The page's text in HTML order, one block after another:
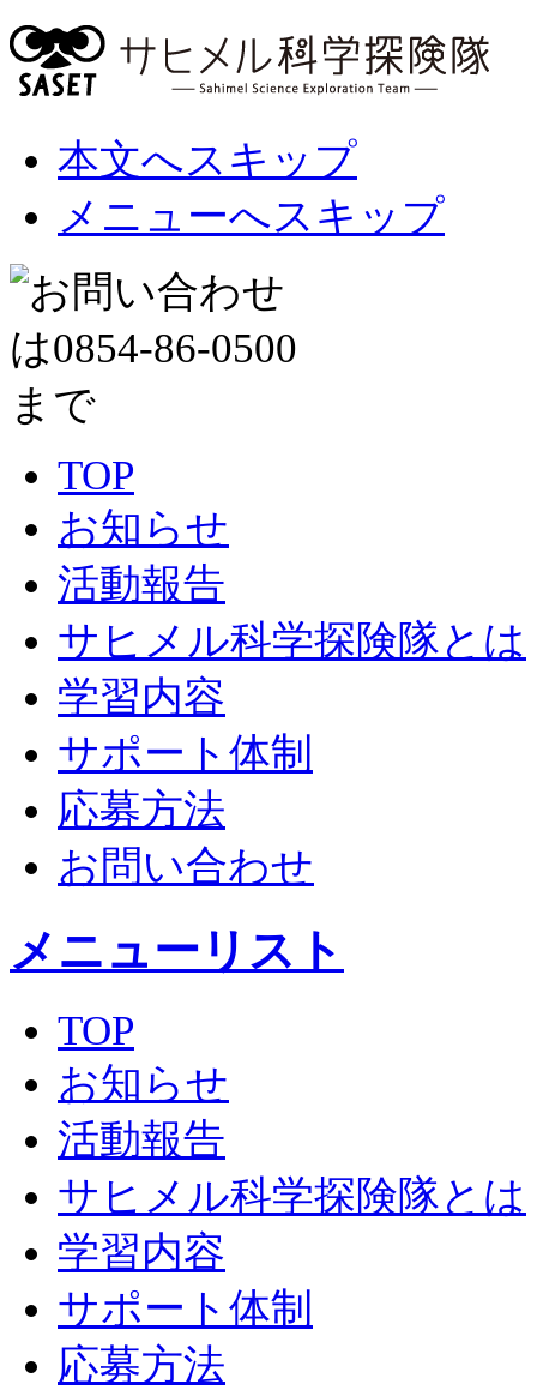
本文へスキップ
メニューへスキップ
TOP
お知らせ
活動報告
サヒメル科学探険隊とは
学習内容
サポート体制
応募方法
お問い合わせ
メニューリスト
TOP
お知らせ
活動報告
サヒメル科学探険隊とは
学習内容
サポート体制
応募方法